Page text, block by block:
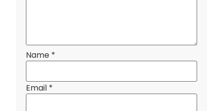
Name *
Email *